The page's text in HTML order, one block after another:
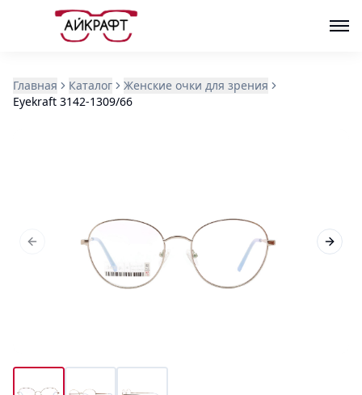
Главная Каталог
Женские очки для зрения
Eyekraft 3142-1309/66
Previous slide Next